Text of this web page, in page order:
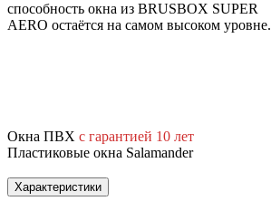
способность окна из BRUSBOX SUPER
AERO остаётся на самом высоком уровне.
Окна ПВХ с гарантией 10 лет
Пластиковые окна Salamander
Характеристики